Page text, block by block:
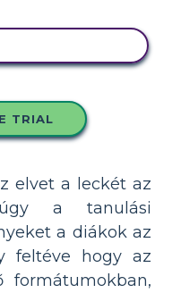
TRIAL
elvet a leckét az
a tanulási
a diákok az
feltéve hogy az
formátumokban,